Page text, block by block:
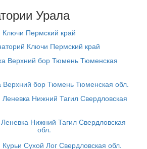
Урала
Ключи Пермский край
Верхний бор Тюмень Тюменская обл.
Нижний Тагил Свердловская
обл.